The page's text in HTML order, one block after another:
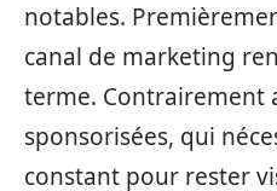
notables.
canal de marketing
terme. Contrairement
sponsorisées, qui
constant pour rester